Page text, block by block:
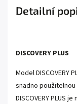
Detailní
DISCOVERY PLUS
Model DISCOVERY
snadno
DISCOVERY PLUS